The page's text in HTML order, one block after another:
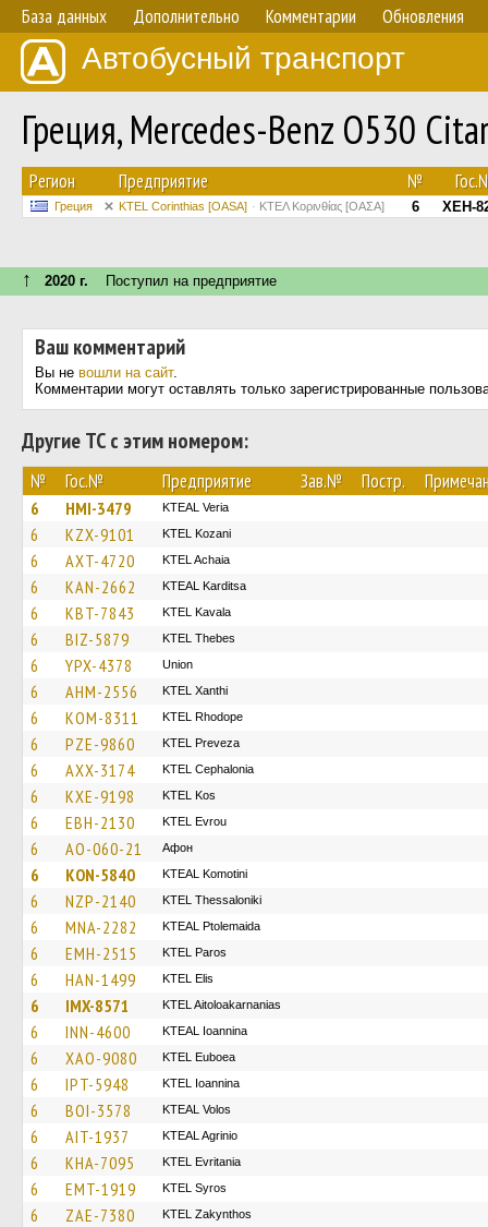
База данных Дополнительно Комментарии Обновления
Автобусный транспорт
Греция, Mercedes-Benz O530
Регион Предприятие №
Греция KTEL Corinthias [OASA] ΚΤΕΛ Κορινθίας [ΟΑΣΑ] 6 XEH-
↑ 2020 г. Поступил на предприятие
Ваш комментарий
Вы не вошли на сайт.
Комментарии могут оставлять только зарегистрированные
Другие ТС с этим номером:
№ Гос.№ Предприятие Зав.№ Постр.
6 HMI-3479 KTEAL Veria
6 KZX-9101 ΚΤΕL Kozani
6 AXT-4720 KTEL Achaia
6 KAN-2662 KTEAL Karditsa
6 KBT-7843 KTEL Kavala
6 BIZ-5879 KTEL Thebes
6 YPX-4378 Union
6 AHM-2556 KTEL Xanthi
6 KOM-8311 KTEL Rhodope
6 PZE-9860 KTEL Preveza
6 AXX-3174 KTEL Cephalonia
6 KXE-9198 KTEL Kos
6 EBH-2130 KTEL Evrou
6 AO-060-21 Афон
6 KON-5840 KTEAL Komotini
6 NZP-2140 KTEL Thessaloniki
6 MNA-2282 KTEAL Ptolemaida
6 EMH-2515 KTEL Paros
6 HAN-1499 KTEL Elis
6 IMX-8571 KTEL Aitoloakarnanias
6 INN-4600 KTEAL Ioannina
6 XAO-9080 ΚΤΕL Euboea
6 IPT-5948 KTEL Ioannina
6 BOI-3578 KTEAL Volos
6 AIT-1937 KTEAL Agrinio
6 KHA-7095 ΚΤΕL Evritania
6 EMT-1919 KTEL Syros
6 ZAE-7380 KTEL Zakynthos